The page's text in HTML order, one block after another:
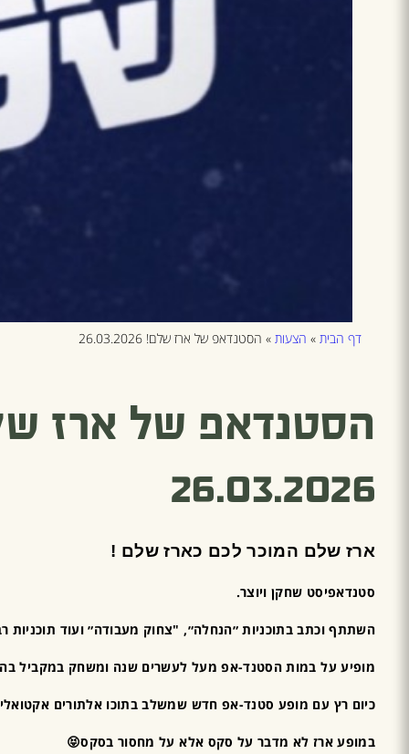
דף הבית » הצעות » הסטנדאפ של ארז שלם! 26.03.2026
הסטנדאפ של ארז
26.03.2026
ארז שלם המוכר לכם כארז שלם !
סטנדאפיסט שחקן ויוצר.
השתתף וכתב בתוכניות ״הנחלה״, "צחוק מעבודה״ ועוד תוכניות
מופיע על במות הסטנד-אפ מעל לעשרים שנה ומשחק במקביל
כיום רץ עם מופע סטנד-אפ חדש שמשלב בתוכו אלתורים
במופע ארז לא מדבר על סקס אלא על מחסור בסקס😝